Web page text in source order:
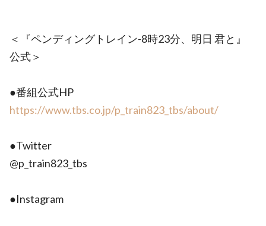
＜『ペンディングトレイン-8時23分、明日 君と』
公式＞
●番組公式HP
https://www.tbs.co.jp/p_train823_tbs/about/
●Twitter
@p_train823_tbs
●Instagram